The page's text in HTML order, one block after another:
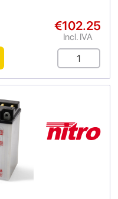
€102.25
Incl. IVA